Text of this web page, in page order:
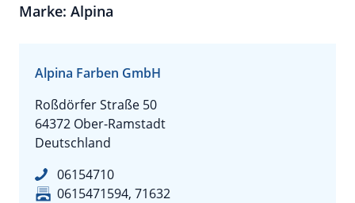
Marke: Alpina
Alpina Farben GmbH
Roßdörfer Straße 50
64372 Ober-Ramstadt
Deutschland
06154710
0615471594, 71632